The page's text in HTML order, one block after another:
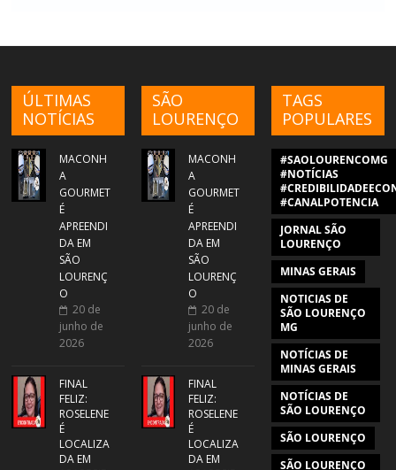
ÚLTIMAS
NOTÍCIAS
MACONH
A
GOURMET
É
APREENDI
DA EM
SÃO
LOURENÇ
O
20 de
junho de
2026
FINAL
FELIZ:
ROSELENE
É
LOCALIZA
DA EM
SÃO
LOURENÇO
MACONH
A
GOURMET
É
APREENDI
DA EM
SÃO
LOURENÇ
O
20 de
junho de
2026
FINAL
FELIZ:
ROSELENE
É
LOCALIZA
DA EM
TAGS
POPULARES
#SAOLOURENCOMG
#NOTÍCIAS
#CANALPOTENCIA
JORNAL SÃO
LOURENÇO
MINAS GERAIS
NOTICIAS DE
SÃO LOURENÇO
MG
NOTÍCIAS DE
MINAS GERAIS
NOTÍCIAS DE
SÃO LOURENÇO
SÃO LOURENÇO
SÃO LOURENÇO